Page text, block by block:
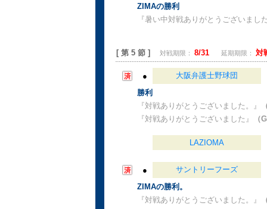
ZIMAの勝利
『暑い中対戦ありがとうございまし
[ 第 5 節 ] 対戦期限： 8/31 延期期限： 対
●
大阪弁護士野球団
勝利
『対戦ありがとうございました。』
『対戦ありがとうございました』
（
LAZIOMA
●
サントリーフーズ
ZIMAの勝利。
『対戦ありがとうございました。』